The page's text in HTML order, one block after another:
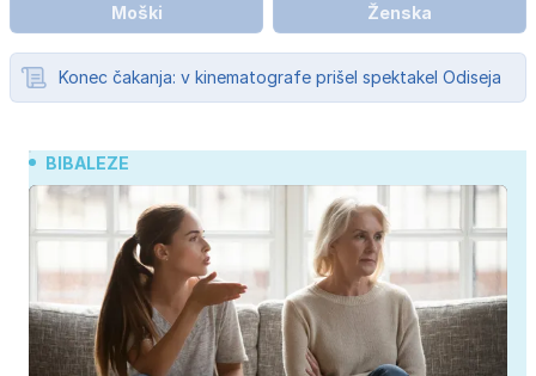
Moški Ženska
Konec čakanja: v kinematografe prišel spektakel Odiseja
BIBALEZE